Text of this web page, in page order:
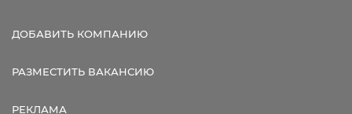
ДОБАВИТЬ КОМПАНИЮ
РАЗМЕСТИТЬ ВАКАНСИЮ
РЕКЛАМА